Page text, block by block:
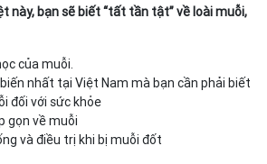
này, bạn sẽ biết “tất tần tật” về loài muỗi,
của muỗi.
nhất tại Việt Nam mà bạn cần phải biết
đối với sức khỏe
gọn về muỗi
và điều trị khi bị muỗi đốt